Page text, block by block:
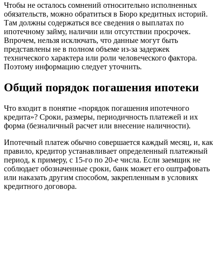
Чтобы не осталось сомнений относительно исполненных
обязательств, можно обратиться в Бюро кредитных историй.
Там должны содержаться все сведения о выплатах по
ипотечному займу, наличии или отсутствии просрочек.
Впрочем, нельзя исключать, что данные могут быть
представлены не в полном объеме из-за задержек
технического характера или роли человеческого фактора.
Поэтому информацию следует уточнить.
Общий порядок погашения ипотеки
Что входит в понятие «порядок погашения ипотечного
кредита»? Сроки, размеры, периодичность платежей и их
форма (безналичный расчет или внесение наличности).
Ипотечный платеж обычно совершается каждый месяц, и, как
правило, кредитор устанавливает определенный платежный
период, к примеру, с 15-го по 20-е числа. Если заемщик не
соблюдает обозначенные сроки, банк может его оштрафовать
или наказать другим способом, закрепленным в условиях
кредитного договора.